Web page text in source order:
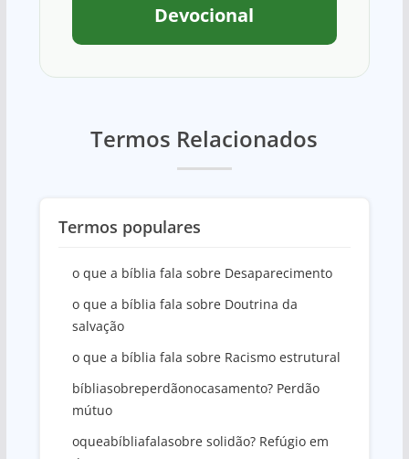
Devocional
Termos Relacionados
Termos populares
o que a bíblia fala sobre Desaparecimento
o que a bíblia fala sobre Doutrina da
salvação
o que a bíblia fala sobre Racismo estrutural
bíbliasobreperdãonocasamento? Perdão
mútuo
oqueabíbliafalasobre solidão? Refúgio em